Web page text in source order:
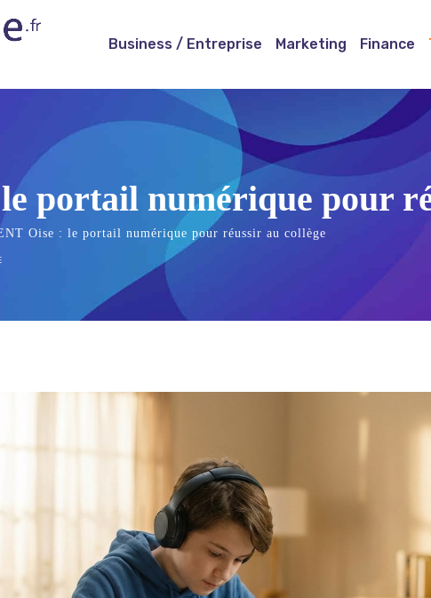
Business / Entreprise Marketing Finance
portail numérique pour
Oise : le portail numérique pour réussir au collège